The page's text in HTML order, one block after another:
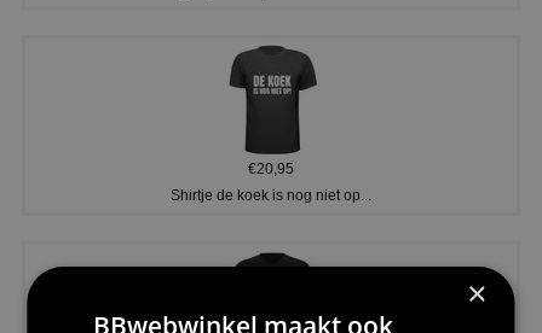
€20,95
Shirtje de koek is nog niet op...
×
BBwebwinkel maakt ook